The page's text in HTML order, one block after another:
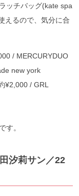
ッチバッグ(kate spa
えるので、気分に合
/ MERCURYDUO
new york
¥2,000 / GRL
す。
汐莉サン／22